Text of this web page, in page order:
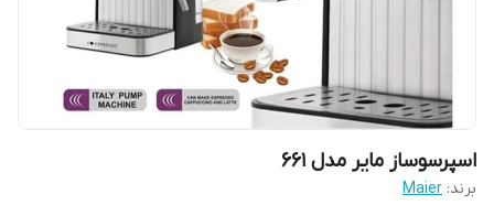
اسپرسوساز مایر مدل ۶۶۱
برند: Maier